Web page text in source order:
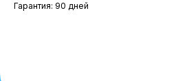
Гарантия: 90 дней